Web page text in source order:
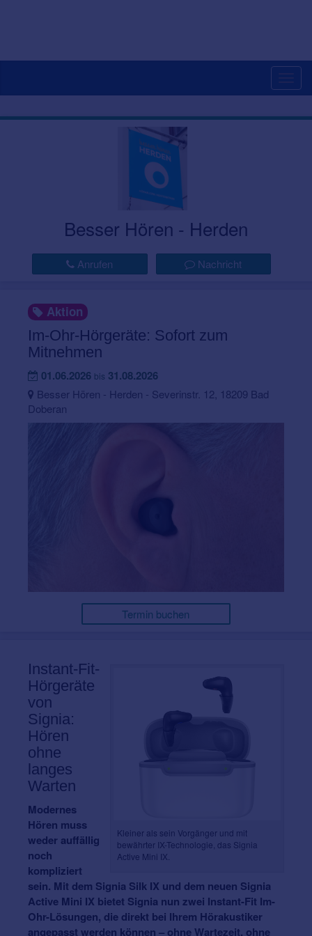
Besser Hören - Herden
Anrufen Nachricht
Aktion
Im-Ohr-Hörgeräte: Sofort zum
Mitnehmen
01.06.2026 bis 31.08.2026
Besser Hören - Herden - Severinstr. 12, 18209 Bad
Doberan
Termin buchen
Kleiner als sein Vorgänger und mit
bewährter IX-Technologie, das Signia
Active Mini IX.
Instant-Fit-
Hörgeräte
von
Signia:
Hören
ohne
langes
Warten
Modernes
Hören muss
weder auffällig
noch
kompliziert
sein. Mit dem Signia Silk IX und dem neuen Signia
Active Mini IX bietet Signia nun zwei Instant-Fit Im-
Ohr-Lösungen, die direkt bei Ihrem Hörakustiker
angepasst werden können – ohne Wartezeit, ohne